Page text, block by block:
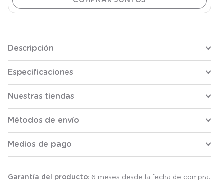
Descripción
Especificaciones
Nuestras tiendas
Métodos de envío
Medios de pago
Garantía del producto: 6 meses desde la fecha de compra.